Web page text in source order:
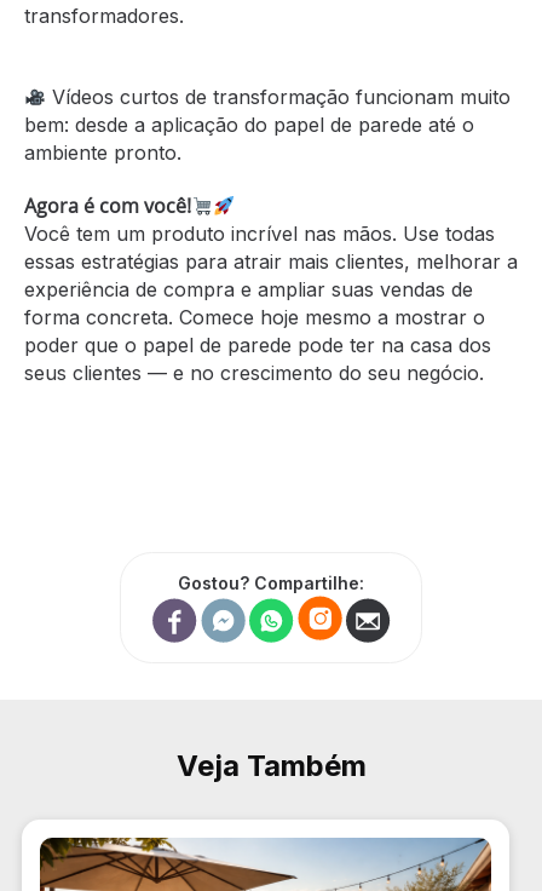
transformadores.
Vídeos curtos de transformação funcionam muito
bem: desde a aplicação do papel de parede até o
ambiente pronto.
Agora é com você!
Você tem um produto incrível nas mãos. Use todas
essas estratégias para atrair mais clientes, melhorar a
experiência de compra e ampliar suas vendas de
forma concreta. Comece hoje mesmo a mostrar o
poder que o papel de parede pode ter na casa dos
seus clientes — e no crescimento do seu negócio.
Gostou? Compartilhe:
Veja Também